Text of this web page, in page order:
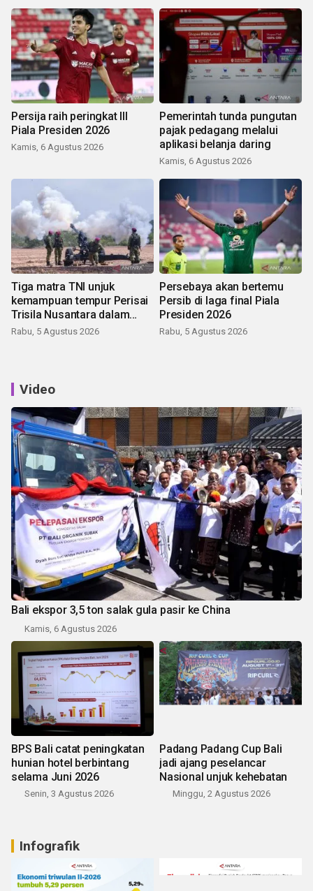
Persija raih peringkat III
Piala Presiden 2026
Kamis, 6 Agustus 2026
Pemerintah tunda pungutan
pajak pedagang melalui
aplikasi belanja daring
Kamis, 6 Agustus 2026
Tiga matra TNI unjuk
kemampuan tempur Perisai
Trisila Nusantara dalam
latihan di Kepri
Rabu, 5 Agustus 2026
Persebaya akan bertemu
Persib di laga final Piala
Presiden 2026
Rabu, 5 Agustus 2026
Video
Bali ekspor 3,5 ton salak gula pasir ke China
Kamis, 6 Agustus 2026
BPS Bali catat peningkatan
hunian hotel berbintang
selama Juni 2026
Senin, 3 Agustus 2026
Padang Padang Cup Bali
jadi ajang peselancar
Nasional unjuk kehebatan
Minggu, 2 Agustus 2026
Infografik